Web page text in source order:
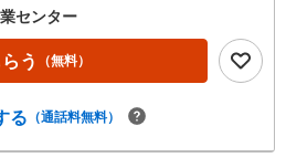
現地を見学される場合は「室内・現地
」ボタンよりご希望の日時をご記入い
ズにご案内が可能です。◎現地のご案
夜遅い時間帯もご案内が可能 ※定休日
自宅や最寄り駅等、ご指定の場所まで
センター
う （無料）
る （通話料無料）